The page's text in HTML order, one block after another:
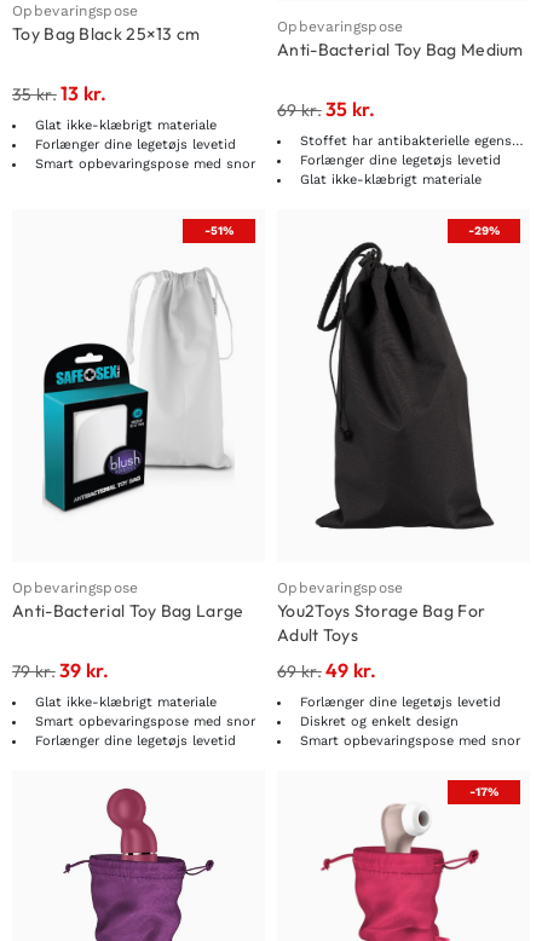
Opbevaringspose
Toy Bag Black 25×13 cm
35kr.13 kr.
Glat ikke-klæbrigt materiale
Forlænger dine legetøjs levetid
Smart opbevaringspose med snor
Opbevaringspose
Anti-Bacterial Toy Bag Medium
69kr.35 kr.
Stoffet har antibakterielle egenskaber
Forlænger dine legetøjs levetid
Glat ikke-klæbrigt materiale
-51%
Opbevaringspose
Anti-Bacterial Toy Bag Large
79kr.39 kr.
Glat ikke-klæbrigt materiale
Smart opbevaringspose med snor
Forlænger dine legetøjs levetid
-29%
Opbevaringspose
You2Toys Storage Bag For
Adult Toys
69kr.49 kr.
Forlænger dine legetøjs levetid
Diskret og enkelt design
Smart opbevaringspose med snor
-17%